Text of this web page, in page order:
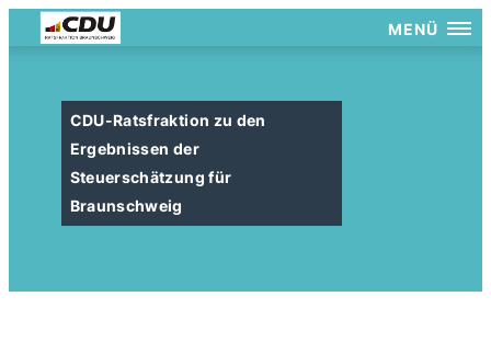
MENÜ
CDU-Ratsfraktion zu den
Ergebnissen der
Steuerschätzung für
Braunschweig